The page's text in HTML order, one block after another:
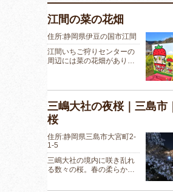
江間の菜の花畑
住所:静岡県伊豆の国市江間
江間いちご狩りセンターの
周辺には菜の花畑があり…
三嶋大社の夜桜｜三島市｜
桜
住所:静岡県三島市大宮町2-
1-5
三嶋大社の境内に咲き乱れ
る数々の桜。春の柔らか…